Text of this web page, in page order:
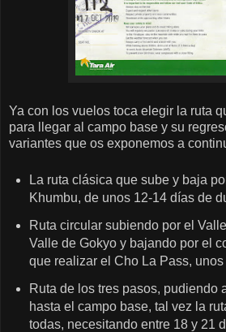
Ya con los vuelos toca elegir la ruta
para llegar al campo base y su
variantes que os exponemos a
La ruta clásica que sube y baja
Khumbu, de unos 12-14 días de
Ruta circular subiendo por el
Valle de Gokyo y bajando por el
que realizar el Cho La Pass,
Ruta de los tres pasos, pudiendo
hasta el campo base, tal vez la
todas, necesitando entre 18 y 21